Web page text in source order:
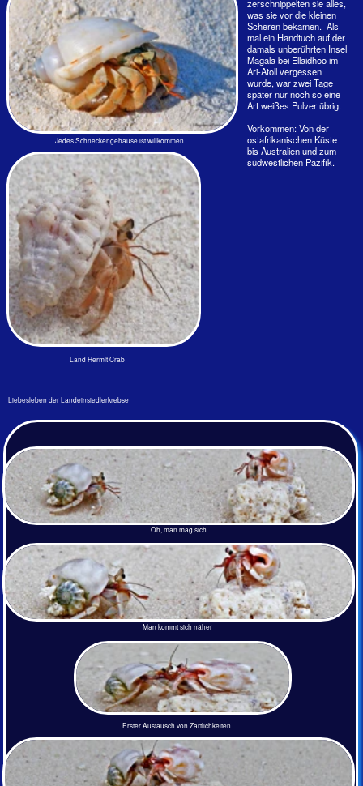
Spannende Geschichten sind auf den Inseln im Kleinen
zu sehen. Man muss nur genau hinsehen.
Das Bild erzählt eine Geschichte
Einst gab es Abermillionen dieser Schnecken. Sie waren
so eine Art Grundnahrungsmittel für das Leben am Riff.
Für die kleinen Landeinsiedlerkrebse gab es genug
Schneckengehäuse , um ihren weichen Hinterleib darin
zu verstecken. Jetzt sind die Gehäuse seltener
geworden und sind begehrt. Wie sehr, zeigt das Bild
oben.
Der kleine Krebs rechts - er passt auf eine 10-Cent-
Münze - hat mitbekommen, dass der vor ihm ein neues,
größeres Gehäuse gefunden hat. Beiden ist ihr Haus zu
klein geworden. Er greift und reserviert sich die
Behausung des Größeren, schon mal bevor der vor ihm
überhaupt in das neue Gehäuse eingezogen ist. Der
Wechsel geschieht dann blitzschnell
Man sieht, der Wohnungsmarkt hier ist genauso
angespannt wie in Berlin im Jahr 2025.
Home < Reiterkrabben > Einsiedler